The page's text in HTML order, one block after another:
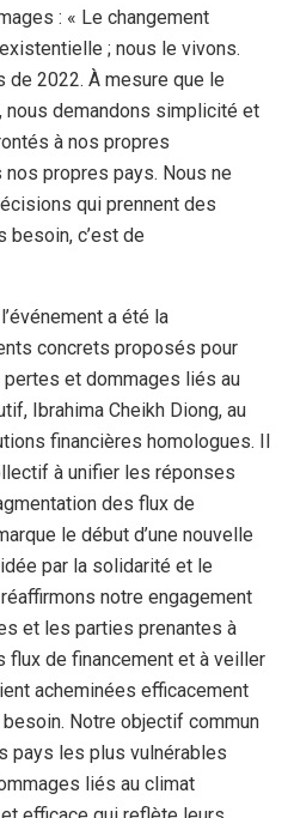
: « Le changement
; nous le vivons.
de 2022. À mesure que le
nous demandons simplicité et
à nos propres
propres pays. Nous ne
qui prennent des
besoin, c’est de
a été la
concrets proposés pour
pertes et dommages liés au
Ibrahima Cheikh Diong, au
financières homologues. Il
à unifier les réponses
des flux de
le début d’une nouvelle
par la solidarité et le
notre engagement
et les parties prenantes à
flux de financement et à veiller
acheminées efficacement
Notre objectif commun
pays les plus vulnérables
liés au climat